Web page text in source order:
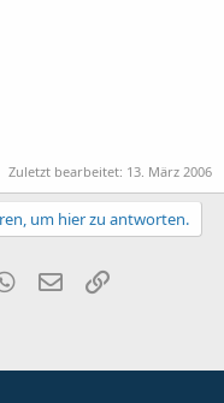
Zuletzt bearbeitet: 13. März 2006
um hier zu antworten.
WhatsApp
E-Mail